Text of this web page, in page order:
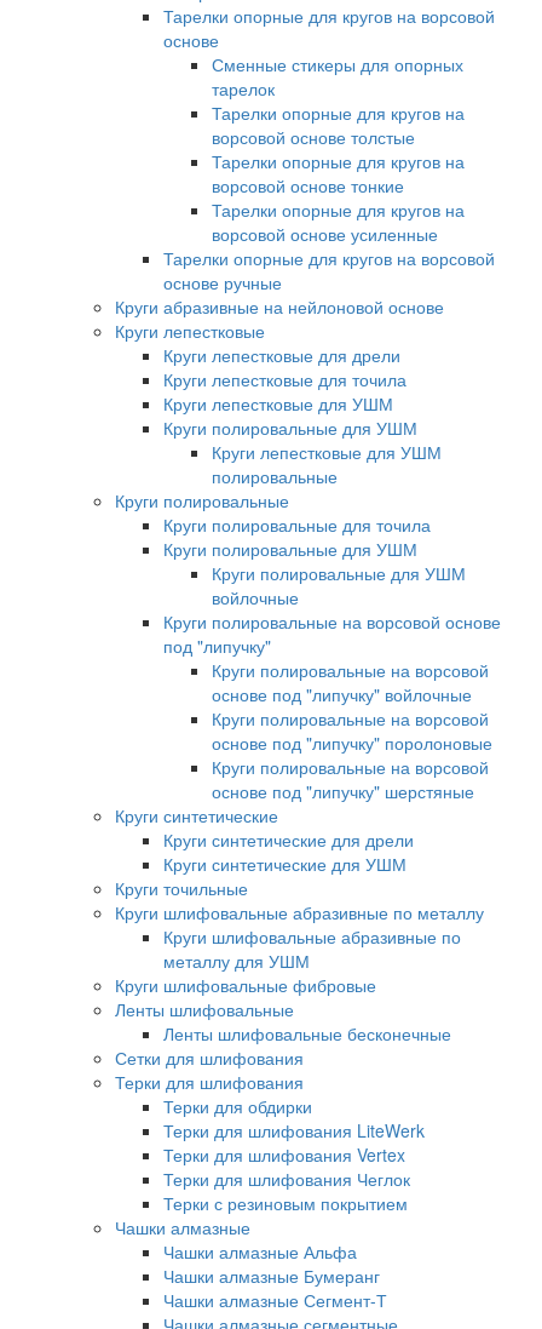
Тарелки опорные для кругов на ворсовой
основе
Сменные стикеры для опорных
тарелок
Тарелки опорные для кругов на
ворсовой основе толстые
Тарелки опорные для кругов на
ворсовой основе тонкие
Тарелки опорные для кругов на
ворсовой основе усиленные
Тарелки опорные для кругов на ворсовой
основе ручные
Круги абразивные на нейлоновой основе
Круги лепестковые
Круги лепестковые для дрели
Круги лепестковые для точила
Круги лепестковые для УШМ
Круги полировальные для УШМ
Круги лепестковые для УШМ
полировальные
Круги полировальные
Круги полировальные для точила
Круги полировальные для УШМ
Круги полировальные для УШМ
войлочные
Круги полировальные на ворсовой основе
под "липучку"
Круги полировальные на ворсовой
основе под "липучку" войлочные
Круги полировальные на ворсовой
основе под "липучку" поролоновые
Круги полировальные на ворсовой
основе под "липучку" шерстяные
Круги синтетические
Круги синтетические для дрели
Круги синтетические для УШМ
Круги точильные
Круги шлифовальные абразивные по металлу
Круги шлифовальные абразивные по
металлу для УШМ
Круги шлифовальные фибровые
Ленты шлифовальные
Ленты шлифовальные бесконечные
Сетки для шлифования
Терки для шлифования
Терки для обдирки
Терки для шлифования LiteWerk
Терки для шлифования Vertex
Терки для шлифования Чеглок
Терки с резиновым покрытием
Чашки алмазные
Чашки алмазные Альфа
Чашки алмазные Бумеранг
Чашки алмазные Сегмент-Т
Чашки алмазные сегментные